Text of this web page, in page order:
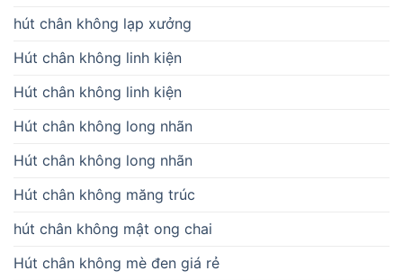
hút chân không lạp xưởng
Hút chân không linh kiện
Hút chân không linh kiện
Hút chân không long nhãn
Hút chân không long nhãn
Hút chân không măng trúc
hút chân không mật ong chai
Hút chân không mè đen giá rẻ